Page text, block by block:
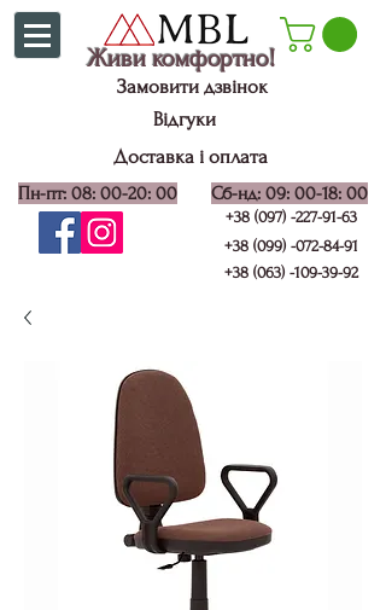
Живи комфортно!
Замовити дзвінок
Відгуки
Доставка і оплата
Пн-пт: 08: 00-20: 00 Сб-нд: 09: 00-18: 00
+38 (099) -072-84-91
+38 (097) -227-91-63
+38 (063) -109-39-92